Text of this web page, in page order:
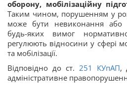
оборону, мобілізаційну
Таким чином, порушенням у
може бути невиконання або
будь-яких вимог
регулюють відносини у сфері
та мобілізації.
Відповідно до ст. 251 КУпАП,
адміністративне